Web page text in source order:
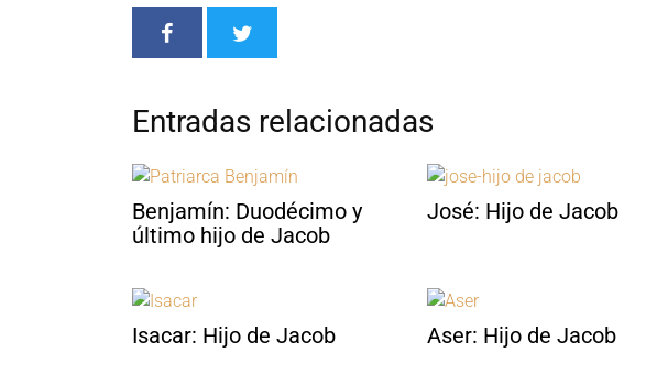
Entradas relacionadas
Benjamín: Duodécimo y
último hijo de Jacob
José: Hijo de Jacob
Isacar: Hijo de Jacob Aser: Hijo de Jacob